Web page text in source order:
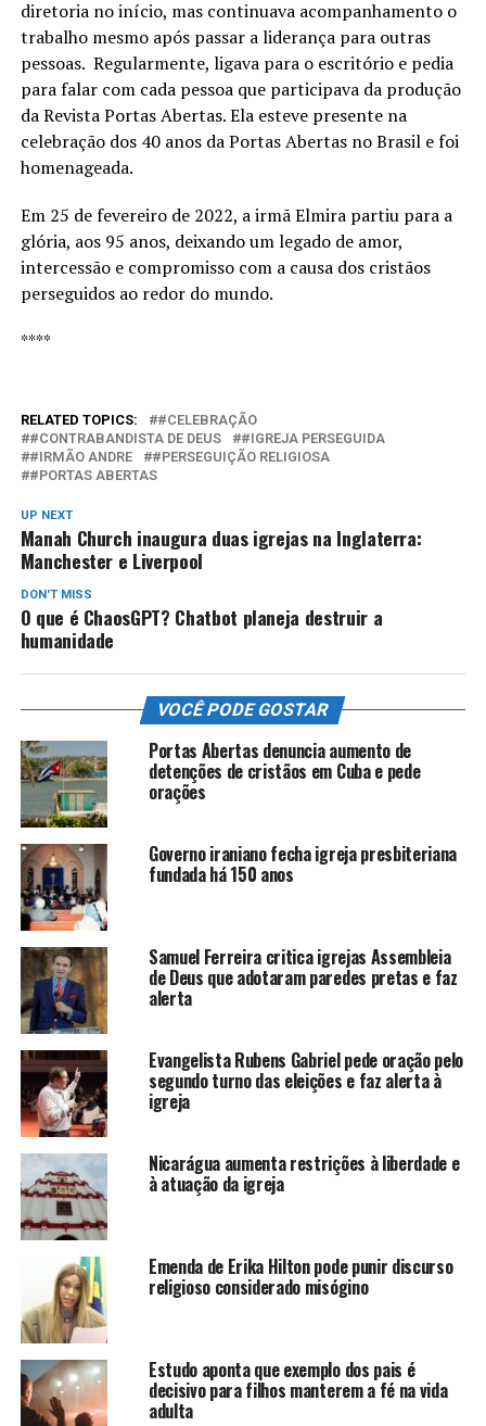
diretoria no início, mas continuava acompanhamento o
trabalho mesmo após passar a liderança para outras
pessoas. Regularmente, ligava para o escritório e pedia
para falar com cada pessoa que participava da produção
da Revista Portas Abertas. Ela esteve presente na
celebração dos 40 anos da Portas Abertas no Brasil e foi
homenageada.
Em 25 de fevereiro de 2022, a irmã Elmira partiu para a
glória, aos 95 anos, deixando um legado de amor,
intercessão e compromisso com a causa dos cristãos
perseguidos ao redor do mundo.
****
RELATED TOPICS:
#CELEBRAÇÃO
#CONTRABANDISTA DE DEUS
#IGREJA PERSEGUIDA
#IRMÃO ANDRE
#PERSEGUIÇÃO RELIGIOSA
#PORTAS ABERTAS
UP NEXT
Manah Church inaugura duas igrejas na Inglaterra:
Manchester e Liverpool
DON'T MISS
O que é ChaosGPT? Chatbot planeja destruir a
humanidade
VOCÊ PODE GOSTAR
Portas Abertas denuncia aumento de
detenções de cristãos em Cuba e pede
orações
Governo iraniano fecha igreja presbiteriana
fundada há 150 anos
Samuel Ferreira critica igrejas Assembleia
de Deus que adotaram paredes pretas e faz
alerta
Evangelista Rubens Gabriel pede oração pelo
segundo turno das eleições e faz alerta à
igreja
Nicarágua aumenta restrições à liberdade e
à atuação da igreja
Emenda de Erika Hilton pode punir discurso
religioso considerado misógino
Estudo aponta que exemplo dos pais é
decisivo para filhos manterem a fé na vida
adulta